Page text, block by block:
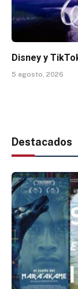
Disney y
5 agosto, 2026
Destacados